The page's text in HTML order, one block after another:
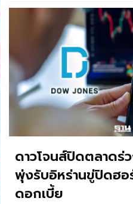
ดาวโจนส์ปิดตลาด
พุ่งรับอิหร่านขู่ปิดฮ
ดอกเบี้ย